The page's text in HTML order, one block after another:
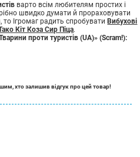
варто всім любителям простих і
швидко думати й прораховувати
то Ігромаг радить спробувати Вибухові
Кіт Коза Сир Піца.
проти туристів (UA)» (Scram!):
хто залишив відгук про цей товар!